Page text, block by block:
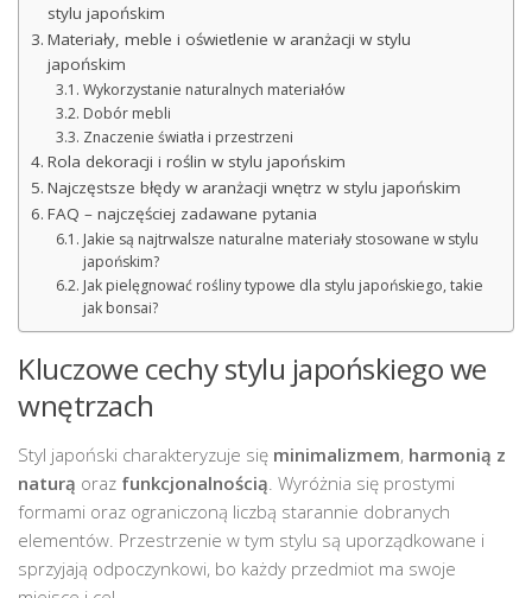
stylu japońskim
Materiały, meble i oświetlenie w aranżacji w stylu
japońskim
Wykorzystanie naturalnych materiałów
Dobór mebli
Znaczenie światła i przestrzeni
Rola dekoracji i roślin w stylu japońskim
Najczęstsze błędy w aranżacji wnętrz w stylu japońskim
FAQ – najczęściej zadawane pytania
Jakie są najtrwalsze naturalne materiały stosowane w stylu
japońskim?
Jak pielęgnować rośliny typowe dla stylu japońskiego, takie
jak bonsai?
Kluczowe cechy stylu japońskiego we
wnętrzach
Styl japoński charakteryzuje się minimalizmem, harmonią z
naturą oraz funkcjonalnością . Wyróżnia się prostymi
formami oraz ograniczoną liczbą starannie dobranych
elementów. Przestrzenie w tym stylu są uporządkowane i
sprzyjają odpoczynkowi, bo każdy przedmiot ma swoje